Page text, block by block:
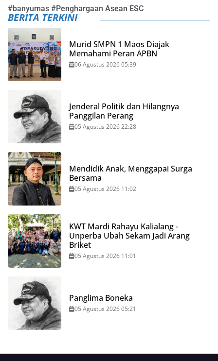
#banyumas #Penghargaan Asean ESC
BERITA TERKINI
Murid SMPN 1 Maos Diajak
Memahami Peran APBN
06 Agustus 2026 05:39
Jenderal Politik dan Hilangnya
Panggilan Perang
05 Agustus 2026 22:28
Mendidik Anak, Menggapai Surga
Bersama
05 Agustus 2026 11:02
KWT Mardi Rahayu Kalialang -
Unperba Ubah Sekam Jadi Arang
Briket
05 Agustus 2026 11:01
Panglima Boneka
05 Agustus 2026 05:21